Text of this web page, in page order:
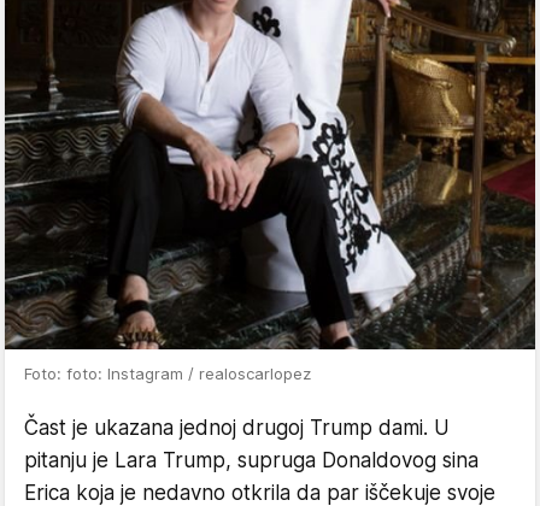
Foto: foto: Instagram / realoscarlopez
Čast je ukazana jednoj drugoj Trump dami. U
pitanju je Lara Trump, supruga Donaldovog sina
Erica koja je nedavno otkrila da par iščekuje svoje